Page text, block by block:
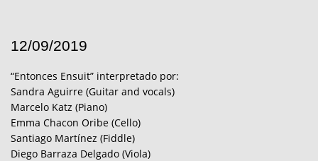
12/09/2019
“Entonces Ensuit” interpretado por:
Sandra Aguirre (Guitar and vocals)
Marcelo Katz (Piano)
Emma Chacon Oribe (Cello)
Santiago Martínez (Fiddle)
Diego Barraza Delgado (Viola)